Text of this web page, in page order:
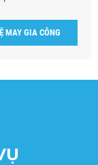
MAY GIA CÔNG